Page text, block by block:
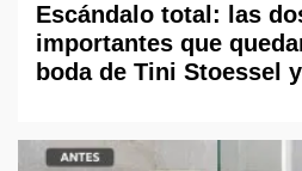
Escándalo total: las
importantes que
boda de Tini Stoessel